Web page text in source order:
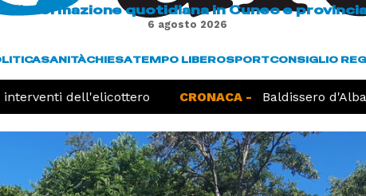
L'informazione quotidiana in Cuneo e
6 agosto 2026
SANITÀCHIESATEMPO LIBEROSPORTCONSIGLIO
dell'elicottero CRONACA - Baldissero d'Alba,